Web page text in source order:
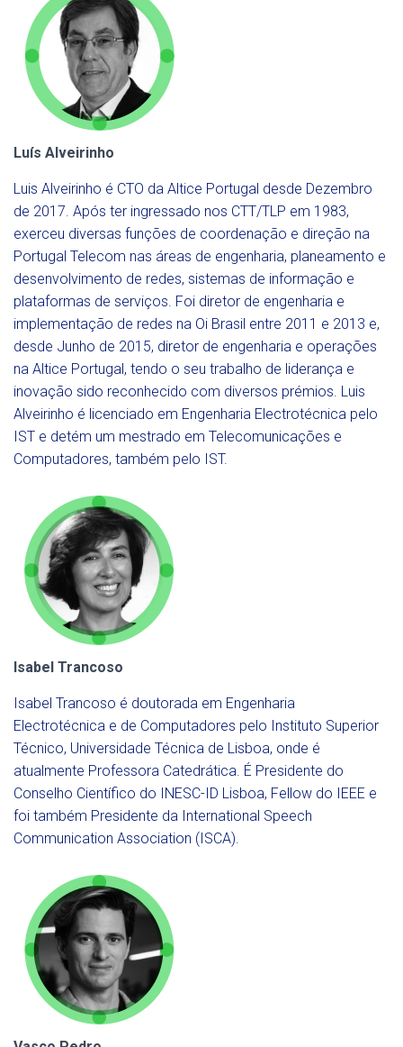
Luís Alveirinho
Luis Alveirinho é CTO da Altice Portugal desde Dezembro
de 2017. Após ter ingressado nos CTT/TLP em 1983,
exerceu diversas funções de coordenação e direção na
Portugal Telecom nas áreas de engenharia, planeamento e
desenvolvimento de redes, sistemas de informação e
plataformas de serviços. Foi diretor de engenharia e
implementação de redes na Oi Brasil entre 2011 e 2013 e,
desde Junho de 2015, diretor de engenharia e operações
na Altice Portugal, tendo o seu trabalho de liderança e
inovação sido reconhecido com diversos prémios. Luis
Alveirinho é licenciado em Engenharia Electrotécnica pelo
IST e detém um mestrado em Telecomunicações e
Computadores, também pelo IST.
Isabel Trancoso
Isabel Trancoso é doutorada em Engenharia
Electrotécnica e de Computadores pelo Instituto Superior
Técnico, Universidade Técnica de Lisboa, onde é
atualmente Professora Catedrática. É Presidente do
Conselho Científico do INESC-ID Lisboa, Fellow do IEEE e
foi também Presidente da International Speech
Communication Association (ISCA).